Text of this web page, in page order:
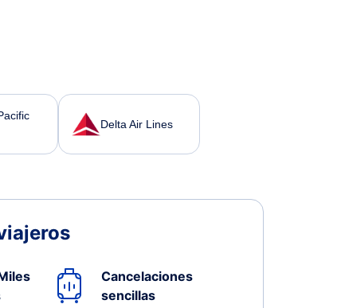
Delta Air Lines
Cancelaciones
sencillas